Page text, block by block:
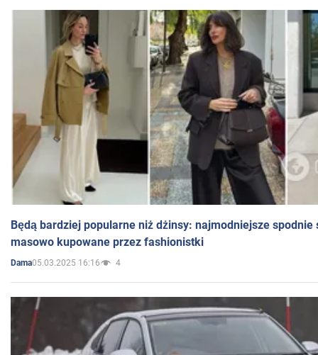
Będą bardziej popularne niż dżinsy: najmodniejsze spodnie
masowo kupowane przez fashionistki
Dama05.03.2025 16:16 4